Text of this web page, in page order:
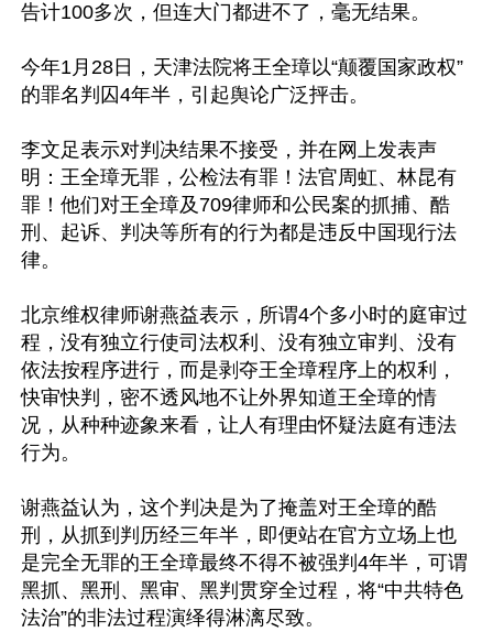
告计100多次，但连大门都进不了，毫无结果。
今年1月28日，天津法院将王全璋以“颠覆国家政权”
的罪名判囚4年半，引起舆论广泛抨击。
李文足表示对判决结果不接受，并在网上发表声
明：王全璋无罪，公检法有罪！法官周虹、林昆有
罪！他们对王全璋及709律师和公民案的抓捕、酷
刑、起诉、判决等所有的行为都是违反中国现行法
律。
北京维权律师谢燕益表示，所谓4个多小时的庭审过
程，没有独立行使司法权利、没有独立审判、没有
依法按程序进行，而是剥夺王全璋程序上的权利，
快审快判，密不透风地不让外界知道王全璋的情
况，从种种迹象来看，让人有理由怀疑法庭有违法
行为。
谢燕益认为，这个判决是为了掩盖对王全璋的酷
刑，从抓到判历经三年半，即便站在官方立场上也
是完全无罪的王全璋最终不得不被强判4年半，可谓
黑抓、黑刑、黑审、黑判贯穿全过程，将“中共特色
法治”的非法过程演绎得淋漓尽致。